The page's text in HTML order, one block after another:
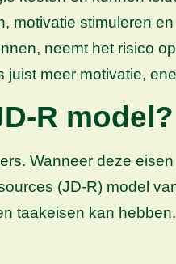
motivatie stimuleren
neemt het risico
meer motivatie,
R model?
Wanneer deze
(JD-R) model
taakeisen kan